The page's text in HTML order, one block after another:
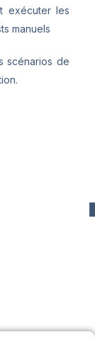
exécuter les
manuels
scénarios de